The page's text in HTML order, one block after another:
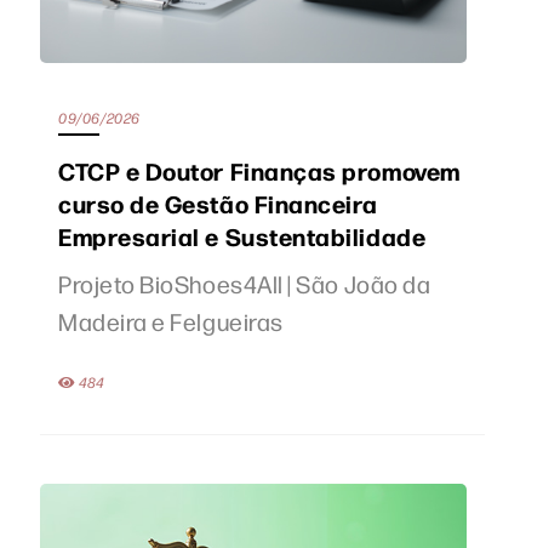
09/06/2026
CTCP e Doutor Finanças promovem
curso de Gestão Financeira
Empresarial e Sustentabilidade
Projeto BioShoes4All | São João da
Madeira e Felgueiras
484